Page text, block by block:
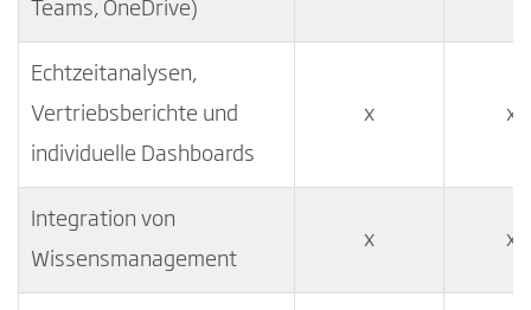
Teams, OneDrive)
Echtzeitanalysen,
Vertriebsberichte und
individuelle Dashboards
x x
Integration von
Wissensmanagement
x x